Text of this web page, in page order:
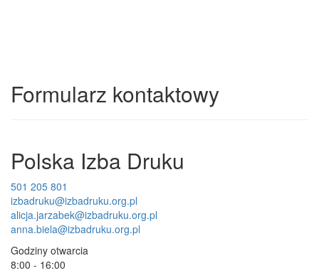
Formularz kontaktowy
Polska Izba Druku
501 205 801
izbadruku@izbadruku.org.pl
alicja.jarzabek@izbadruku.org.pl
anna.biela@izbadruku.org.pl
Godziny otwarcia
8:00 - 16:00